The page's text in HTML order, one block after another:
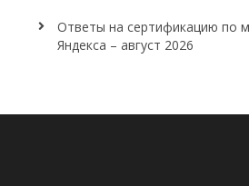
Ответы на сертификацию по
Яндекса – август 2026